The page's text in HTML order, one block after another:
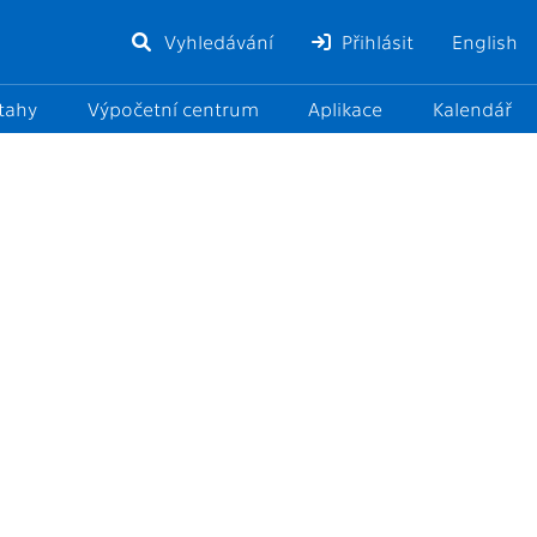
Vyhledávání Přihlásit English
Výpočetní centrum Aplikace Kalendář